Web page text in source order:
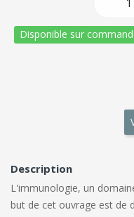
Disponible sur
Description
L'immunologie, un
but de cet ouvrage est de